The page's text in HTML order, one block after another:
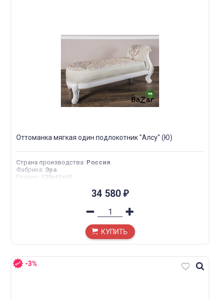
Оттоманка мягкая один подлокотник "Алсу" (Ю)
Страна производства: Россия
Фабрика: Эра
Размер : 130х61х65
34 580 ₽
КУПИТЬ
-3%